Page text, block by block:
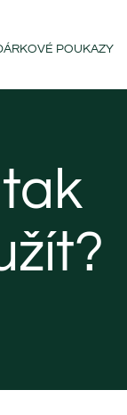
POUKAZY